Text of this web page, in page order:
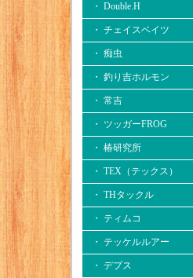
・ Double.H
・ チェイスベイツ
・ 痴虫
・ 釣り吉ホルモン
・ 常吉
・ ツッガーFROG
・ 椿研究所
・ TEX（テックス）
・ THタックル
・ ティムコ
・ テッケルルアー
・ デプス